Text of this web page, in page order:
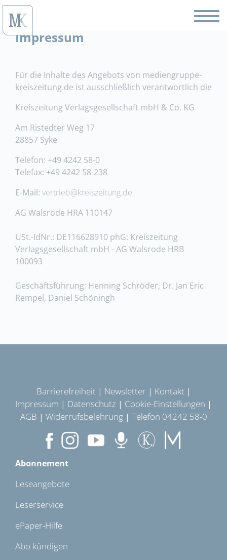
Impressum
Für die Inhalte des Angebots von mediengruppe-
kreiszeitung.de ist ausschließlich verantwortlich die
Kreiszeitung Verlagsgesellschaft mbH & Co. KG
Am Ristedter Weg 17
28857 Syke
Telefon: +49 4242 58-0
Telefax: +49 4242 58-238
E-Mail: vertrieb@kreiszeitung.de
AG Walsrode HRA 110147
USt.-IdNr.: DE116628910 phG: Kreiszeitung
Verlagsgesellschaft mbH - AG Walsrode HRB
100093
Geschäftsführung: Henning Schröder, Dr. Jan Eric
Rempel, Daniel Schöningh
Barrierefreiheit | Newsletter| Kontakt |
Impressum | Datenschutz | Cookie-Einstellungen |
AGB | Widerrufsbelehrung| Telefon 04242 58-0
Abonnement
Leseangebote
Leserservice
ePaper-Hilfe
Abo kündigen